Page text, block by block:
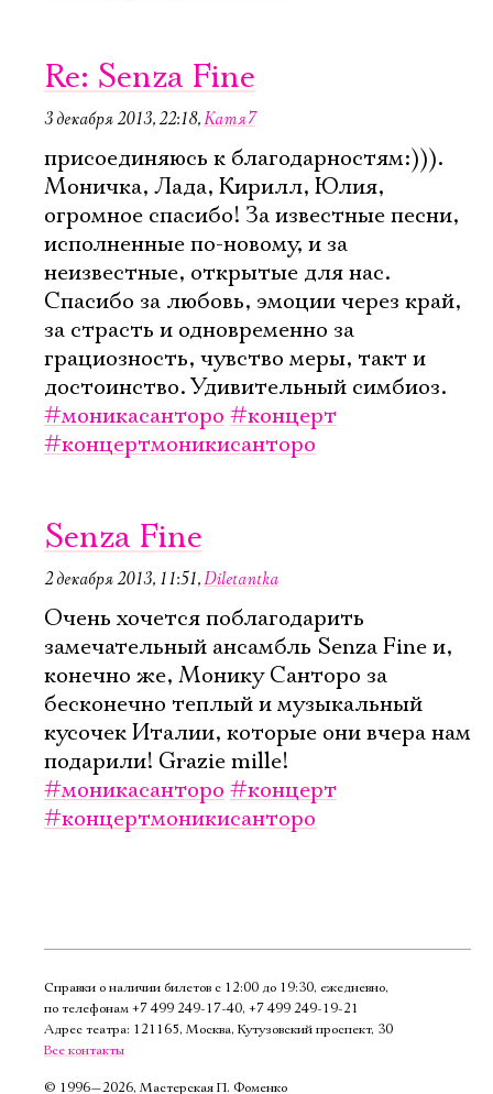
Re: Senza Fine
3 декабря 2013, 22:18,Катя7
присоединяюсь к благодарностям:))).
Моничка, Лада, Кирилл, Юлия,
огромное спасибо! За известные песни,
исполненные по-новому, и за
неизвестные, открытые для нас.
Спасибо за любовь, эмоции через край,
за страсть и одновременно за
грациозность, чувство меры, такт и
достоинство. Удивительный симбиоз.
#моникасанторо #концерт
#концертмоникисанторо
Senza Fine
2 декабря 2013, 11:51,Diletantka
Очень хочется поблагодарить
замечательный ансамбль Senza Fine и,
конечно же, Монику Санторо за
бесконечно теплый и музыкальный
кусочек Италии, которые они вчера нам
подарили! Grazie mille!
#моникасанторо #концерт
#концертмоникисанторо
Справки о наличии билетов с 12:00 до 19:30, ежедневно,
по телефонам +7 499 249‑17‑40, +7 499 249‑19‑21
Адрес театра: 121165, Москва, Кутузовский проспект, 30
Все контакты
© 1996—2026, Мастерская П. Фоменко